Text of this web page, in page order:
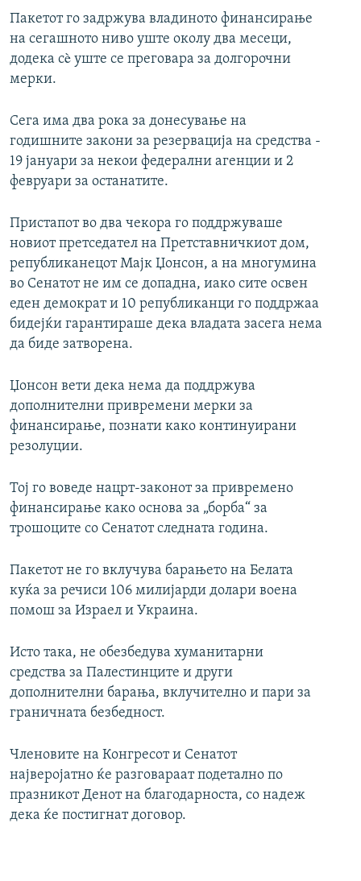
Пакетот го задржува владиното финансирање
на сегашното ниво уште околу два месеци,
додека сè уште се преговара за долгорочни
мерки.
Сега има два рока за донесување на
годишните закони за резервација на средства -
19 јануари за некои федерални агенции и 2
февруари за останатите.
Пристапот во два чекора го поддржуваше
новиот претседател на Претставничкиот дом,
републиканецот Мајк Џонсон, а на многумина
во Сенатот не им се допадна, иако сите освен
еден демократ и 10 републиканци го поддржаа
бидејќи гарантираше дека владата засега нема
да биде затворена.
Џонсон вети дека нема да поддржува
дополнителни привремени мерки за
финансирање, познати како континуирани
резолуции.
Тој го воведе нацрт-законот за привремено
финансирање како основа за „борба“ за
трошоците со Сенатот следната година.
Пакетот не го вклучува барањето на Белата
куќа за речиси 106 милијарди долари воена
помош за Израел и Украина.
Исто така, не обезбедува хуманитарни
средства за Палестинците и други
дополнителни барања, вклучително и пари за
граничната безбедност.
Членовите на Конгресот и Сенатот
најверојатно ќе разговараат подетално по
празникот Денот на благодарноста, со надеж
дека ќе постигнат договор.